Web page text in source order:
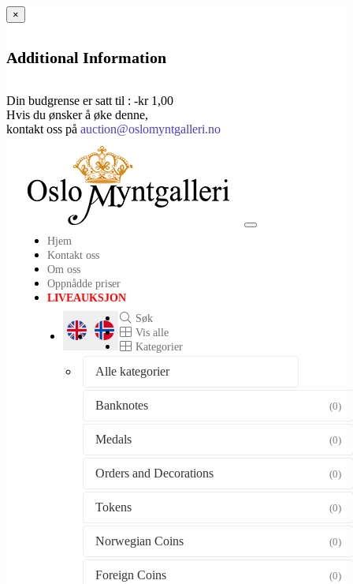
×
Additional Information
Din budgrense er satt til : -kr 1,00
Hvis du ønsker å øke denne,
kontakt oss på auction@oslomyntgalleri.no
Toggle
Hjem
Kontakt oss
Om oss
Oppnådde priser
LIVEAUKSJON
Søk
Vis alle
Kategorier
Alle kategorier
Banknotes (0)
Medals (0)
Orders and Decorations (0)
Tokens (0)
Norwegian Coins (0)
Foreign Coins (0)